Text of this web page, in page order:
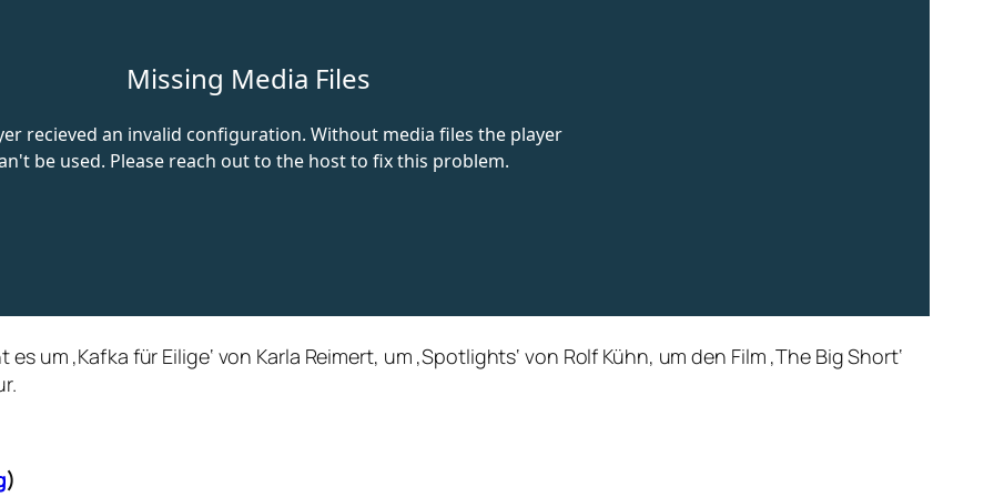
um ‚Kafka für Eilige‘ von Karla Reimert, um ‚Spotlights‘ von Rolf Kühn, um den Film ‚The Big Short‘
)